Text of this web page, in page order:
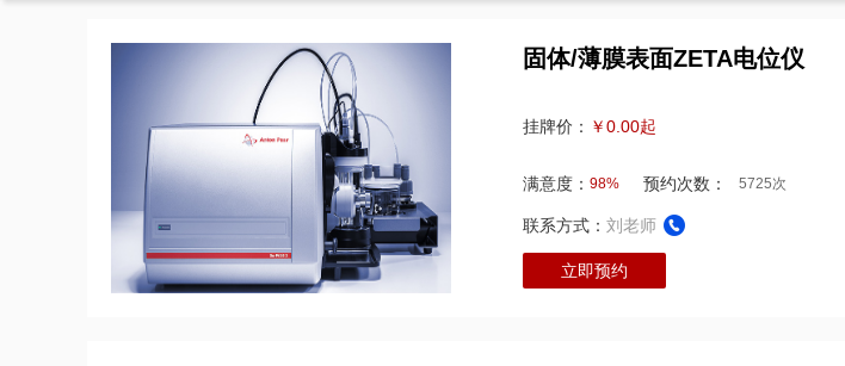
固体/薄膜表面ZETA电位仪
挂牌价： ￥0.00起
满意度： 98% 预约次数： 5725次
联系方式： 刘老师
立即预约